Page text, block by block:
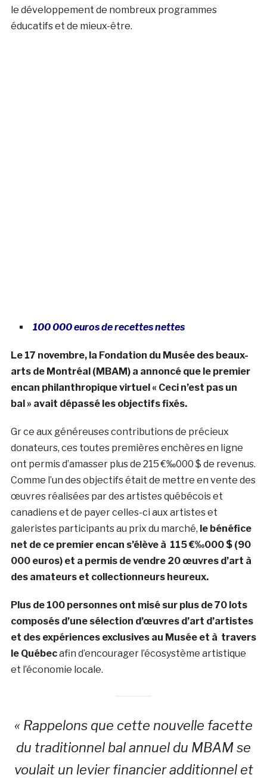
le développement de nombreux programmes
éducatifs et de mieux-être.
100 000 euros de recettes nettes
Le 17 novembre, la Fondation du Musée des beaux-
arts de Montréal (MBAM) a annoncé que le premier
encan philanthropique virtuel « Ceci n’est pas un
bal » avait dépassé les objectifs fixés.
Gr ce aux généreuses contributions de précieux
donateurs, ces toutes premières enchères en ligne
ont permis d’amasser plus de 215 €‰000 $ de revenus.
Comme l’un des objectifs était de mettre en vente des
œuvres réalisées par des artistes québécois et
canadiens et de payer celles-ci aux artistes et
galeristes participants au prix du marché, le bénéfice
net de ce premier encan s’élève à 115 €‰000 $ (90
000 euros) et a permis de vendre 20 œuvres d’art à
des amateurs et collectionneurs heureux.
Plus de 100 personnes ont misé sur plus de 70 lots
composés d’une sélection d’œuvres d’art d’artistes
et des expériences exclusives au Musée et à travers
le Québecafin d’encourager l’écosystème artistique
et l’économie locale.
« Rappelons que cette nouvelle facette
du traditionnel bal annuel du MBAM se
voulait un levier financier additionnel et